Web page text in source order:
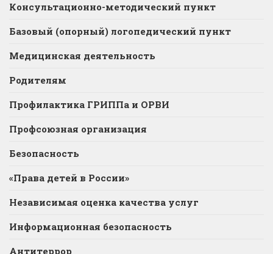
Консультационно-методический пункт
Базовый (опорный) логопедический пункт
Медицинская деятельность
Родителям
Профилактика ГРИППа и ОРВИ
Профсоюзная организация
Безопасность
«Права детей в России»
Независимая оценка качества услуг
Информационная безопасность
Антитеррор